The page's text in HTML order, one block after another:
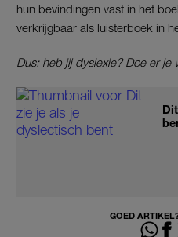
hun bevindingen vast in het
verkrijgbaar als luisterboek in
Dus: heb jij dyslexie? Doe er je
GOED